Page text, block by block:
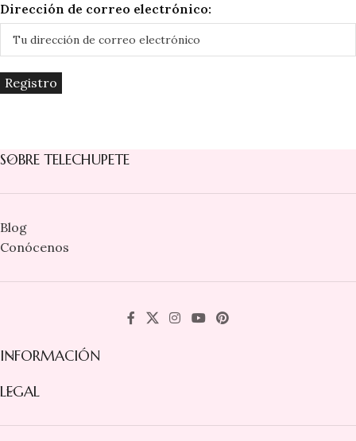
Dirección de correo electrónico:
SOBRE TELECHUPETE
Blog
Conócenos
INFORMACIÓN
LEGAL